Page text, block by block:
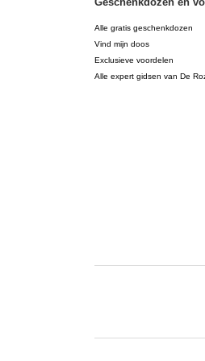
Alle gratis geschenkdozen
Vind mijn doos
Exclusieve voordelen
Alle expert gidsen van De